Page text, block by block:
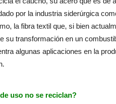
por la industria siderúrgica
la fibra textil que, si bien
su transformación en un
algunas aplicaciones en la
uso no se reciclan?